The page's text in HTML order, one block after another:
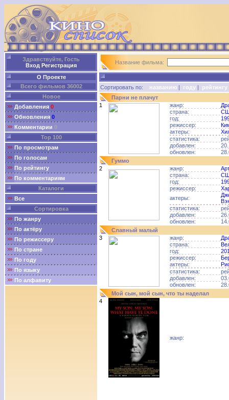
Здравствуйте, Гость
Вход Регистрация
О Проекте
Всего фильмов 36002
Новое
Добавления 0
Обновления 0
Комментарии 0
Top 100
По просмотрам
По голосам
По рейтингу
По комментариям
Каталоги
Все
Сортировка
По жанру
По актёру
По режиссеру
По стране
По году
По языку
По алфавиту
Название фильма:
Сортировать по: названию | году | рейтингу
Парни не плачут
1
жанр:
страна:
год:
режиссер:
актеры:
статистика:
добавлен:
обновлен:
Гуммо
2
жанр:
страна:
год:
режиссер:
актеры:
статистика:
добавлен:
обновлен:
Славный малый
3
жанр:
страна:
год:
режиссер:
актеры:
статистика:
добавлен:
обновлен:
Мой сын, мой сын, что ты наделал
4
жанр: